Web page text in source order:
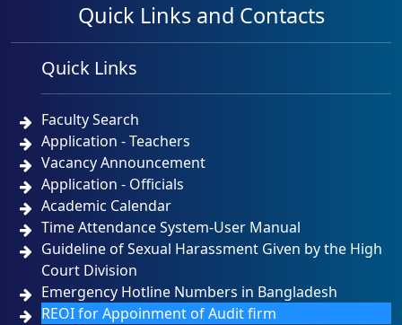
Quick Links and Contacts
Quick Links
Faculty Search
Application - Teachers
Vacancy Announcement
Application - Officials
Academic Calendar
Time Attendance System-User Manual
Guideline of Sexual Harassment Given by the High
Court Division
Emergency Hotline Numbers in Bangladesh
REOI for Appoinment of Audit firm